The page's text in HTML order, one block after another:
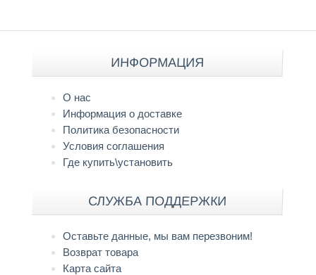
ИНФОРМАЦИЯ
О нас
Информация о доставке
Политика безопасности
Условия соглашения
Где купить\установить
СЛУЖБА ПОДДЕРЖКИ
Оставьте данные, мы вам перезвоним!
Возврат товара
Карта сайта